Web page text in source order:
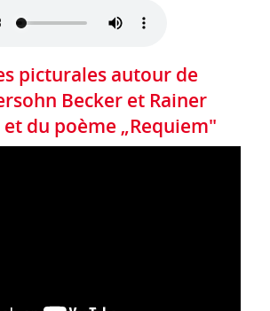
picturales autour de
Becker et Rainer
du poème „Requiem"